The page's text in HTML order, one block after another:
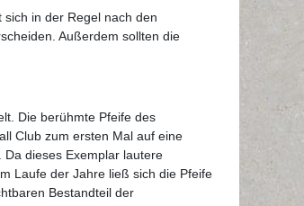
in der Regel nach den
Außerdem sollten die
Die berühmte Pfeife des
Club zum ersten Mal auf eine
dieses Exemplar lautere
Laufe der Jahre ließ sich die Pfeife
Bestandteil der